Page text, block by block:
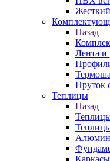
Назад
Лента и
Пруток
Теплицы
Назад